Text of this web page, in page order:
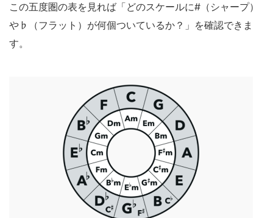
この五度圏の表を見れば「どのスケールに#（シャープ）
や♭（フラット）が何個ついているか？」を確認できま
す。